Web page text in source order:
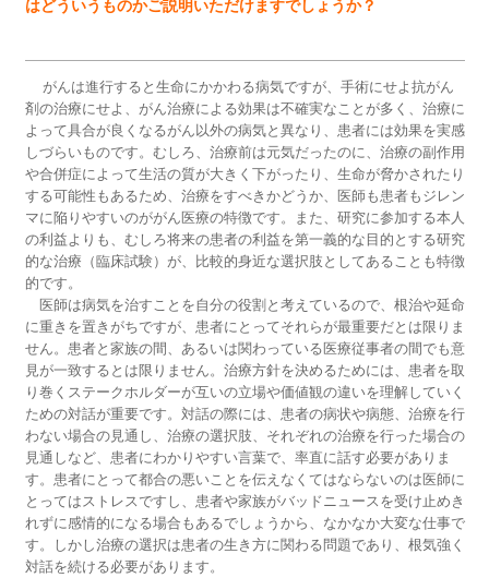
はどういうものかご説明いただけますでしょうか？
がんは進行すると生命にかかわる病気ですが、手術にせよ抗がん
剤の治療にせよ、がん治療による効果は不確実なことが多く、治療に
よって具合が良くなるがん以外の病気と異なり、患者には効果を実感
しづらいものです。むしろ、治療前は元気だったのに、治療の副作用
や合併症によって生活の質が大きく下がったり、生命が脅かされたり
する可能性もあるため、治療をすべきかどうか、医師も患者もジレン
マに陥りやすいのががん医療の特徴です。また、研究に参加する本人
の利益よりも、むしろ将来の患者の利益を第一義的な目的とする研究
的な治療（臨床試験）が、比較的身近な選択肢としてあることも特徴
的です。
医師は病気を治すことを自分の役割と考えているので、根治や延命
に重きを置きがちですが、患者にとってそれらが最重要だとは限りま
せん。患者と家族の間、あるいは関わっている医療従事者の間でも意
見が一致するとは限りません。治療方針を決めるためには、患者を取
り巻くステークホルダーが互いの立場や価値観の違いを理解していく
ための対話が重要です。対話の際には、患者の病状や病態、治療を行
わない場合の見通し、治療の選択肢、それぞれの治療を行った場合の
見通しなど、患者にわかりやすい言葉で、率直に話す必要がありま
す。患者にとって都合の悪いことを伝えなくてはならないのは医師に
とってはストレスですし、患者や家族がバッドニュースを受け止めき
れずに感情的になる場合もあるでしょうから、なかなか大変な仕事で
す。しかし治療の選択は患者の生き方に関わる問題であり、根気強く
対話を続ける必要があります。